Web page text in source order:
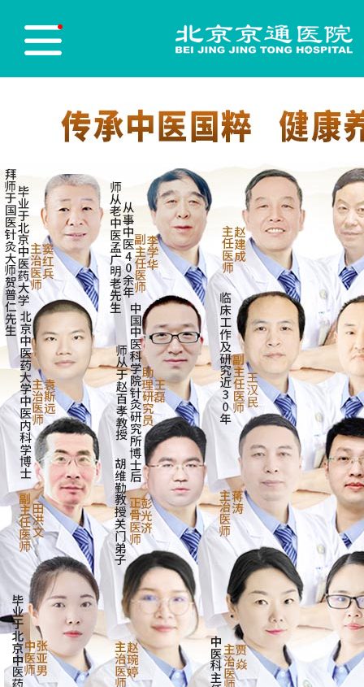
医院首页 Hospital Home
医院新闻
医师团队 Physician Team
志愿服务 Red blood cell
党员先锋 Party Building
医保政策 Medical insurance policy
来院路线 Hospital Route
预约挂号 Appointment Registration
电话挂号